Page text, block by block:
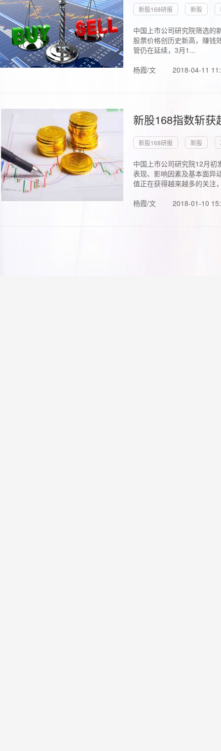
新股168研报 新股
中国上市公司研究院筛选的
股票价格创历史新高，赚钱
管仍在延续，3月1...
杨霞/文
2018-04-11
新股168指数斩
新股168研报 新股
中国上市公司研究院12月初
表现、影响因素及基本面异
值正在获得越来越多的关注
杨霞/文
2018-01-10